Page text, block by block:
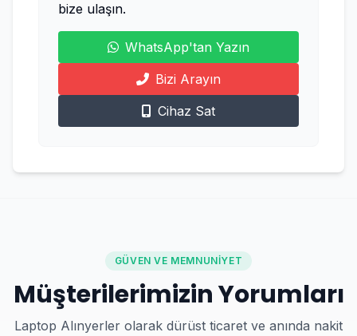
bize ulaşın.
WhatsApp'tan Yazın
Bizi Arayın
Cihaz Sat
GÜVEN VE MEMNUNIYET
Müşterilerimizin Yorumları
Laptop Alınyerler olarak dürüst ticaret ve anında nakit